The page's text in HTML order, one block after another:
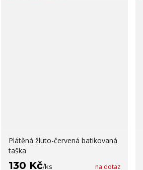
Plátěná žluto-červená batikovaná
taška
130 Kč/ks na dotaz